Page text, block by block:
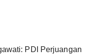
PDI Perjuangan